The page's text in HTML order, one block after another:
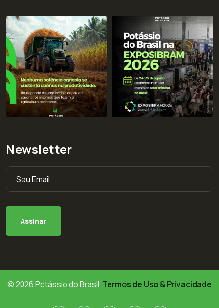
Newsletter
© 2026 Potássio do Brasil Termos de Uso & Privacidade